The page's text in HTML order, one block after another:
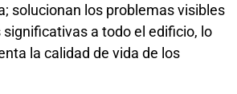
solucionan los problemas visibles
a todo el edificio, lo
la calidad de vida de los